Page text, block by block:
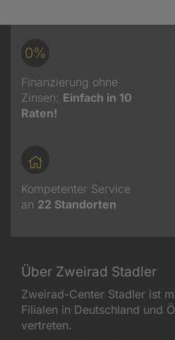
0%
Finanzierung ohne
Zinsen: Einfach in 10
Raten!
Kompetenter Service
an 22 Standorten
Über Zweirad Stadler
Zweirad-Center Stadler ist
Filialen in Deutschland und
vertreten.